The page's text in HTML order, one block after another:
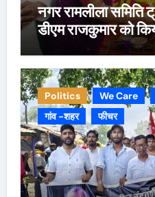
नगर रामलीला समिति
डीएम राजकुमार को
Politics We Care
गांव -शहर
फीचर